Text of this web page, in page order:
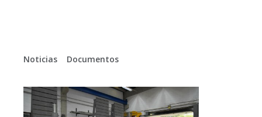
Noticias Documentos